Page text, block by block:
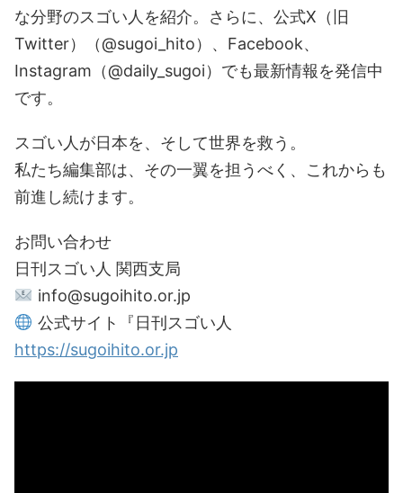
な分野のスゴい人を紹介。さらに、公式X（旧
Twitter）（@sugoi_hito）、Facebook、
Instagram（@daily_sugoi）でも最新情報を発信中
です。
スゴい人が日本を、そして世界を救う。
私たち編集部は、その一翼を担うべく、これからも
前進し続けます。
お問い合わせ
日刊スゴい人 関西支局
info@sugoihito.or.jp
公式サイト『日刊スゴい人
https://sugoihito.or.jp